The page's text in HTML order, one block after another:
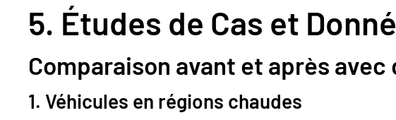
5. Études de Cas et
Comparaison avant et après
1. Véhicules en régions chaudes